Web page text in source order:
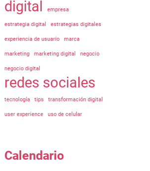
digital empresa
estrategia digital estrategias digitales
experiencia de usuario marca
marketing marketing digital negocio
negocio digital
redes sociales
tecnología tips transformación digital
user experience uso de celular
Calendario